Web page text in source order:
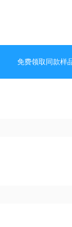
免费领取同款样